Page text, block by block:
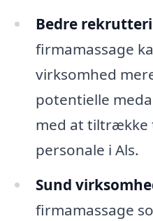
Bedre
firmamassage
virksomhed
potentielle
med at tiltrække
personale i Als.
Sund
firmamassage